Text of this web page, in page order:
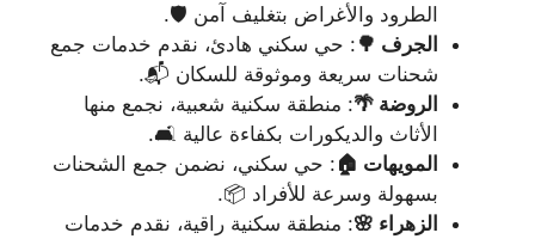
الطرود والأغراض بتغليف آمن 🛡️.
الجرف 🌳 : حي سكني هادئ، نقدم خدمات جمع
شحنات سريعة وموثوقة للسكان 📬.
الروضة 🌴: منطقة سكنية شعبية، نجمع منها
الأثاث والديكورات بكفاءة عالية 🛋️.
المويهات 🏠 : حي سكني، نضمن جمع الشحنات
بسهولة وسرعة للأفراد 📦.
الزهراء 🌸: منطقة سكنية راقية، نقدم خدمات